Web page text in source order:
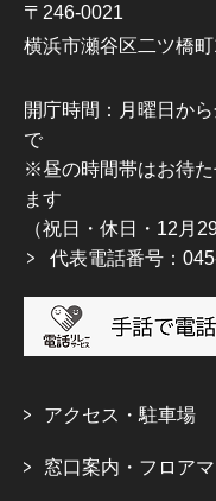
〒246-0021
横浜市瀬谷区二ツ橋
開庁時間：月曜日か
で
※昼の時間帯はお待た
ます
（祝日・休日・12月
代表電話番号：
アクセス・駐車場
窓口案内・フロア